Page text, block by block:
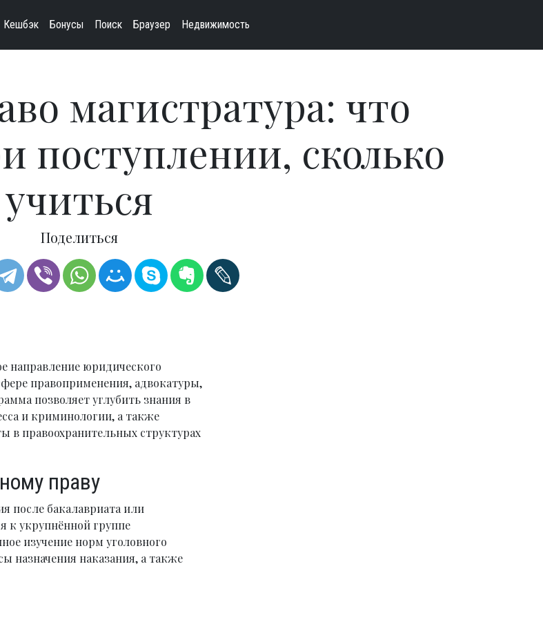
Кешбэк Бонусы Поиск Браузер Недвижимость
магистратура: что
поступлении, сколько
учиться
Поделиться
направление юридического
правоприменения, адвокатуры,
позволяет углубить знания в
и криминологии, а также
в правоохранительных структурах
праву
после бакалавриата или
к укрупнённой группе
изучение норм уголовного
назначения наказания, а также